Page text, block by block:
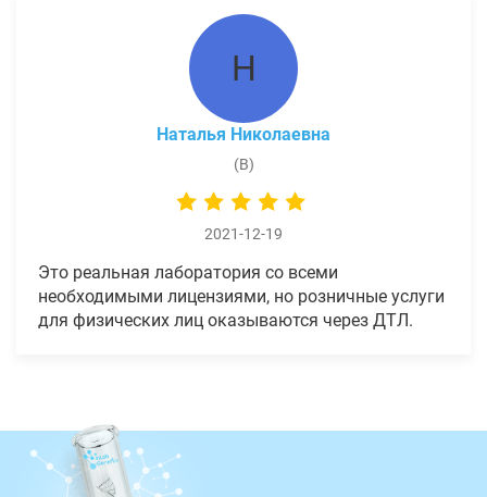
Н
Наталья Николаевна
(В)
2021-12-19
Это реальная лаборатория со всеми
необходимыми лицензиями, но розничные услуги
для физических лиц оказываются через ДТЛ.